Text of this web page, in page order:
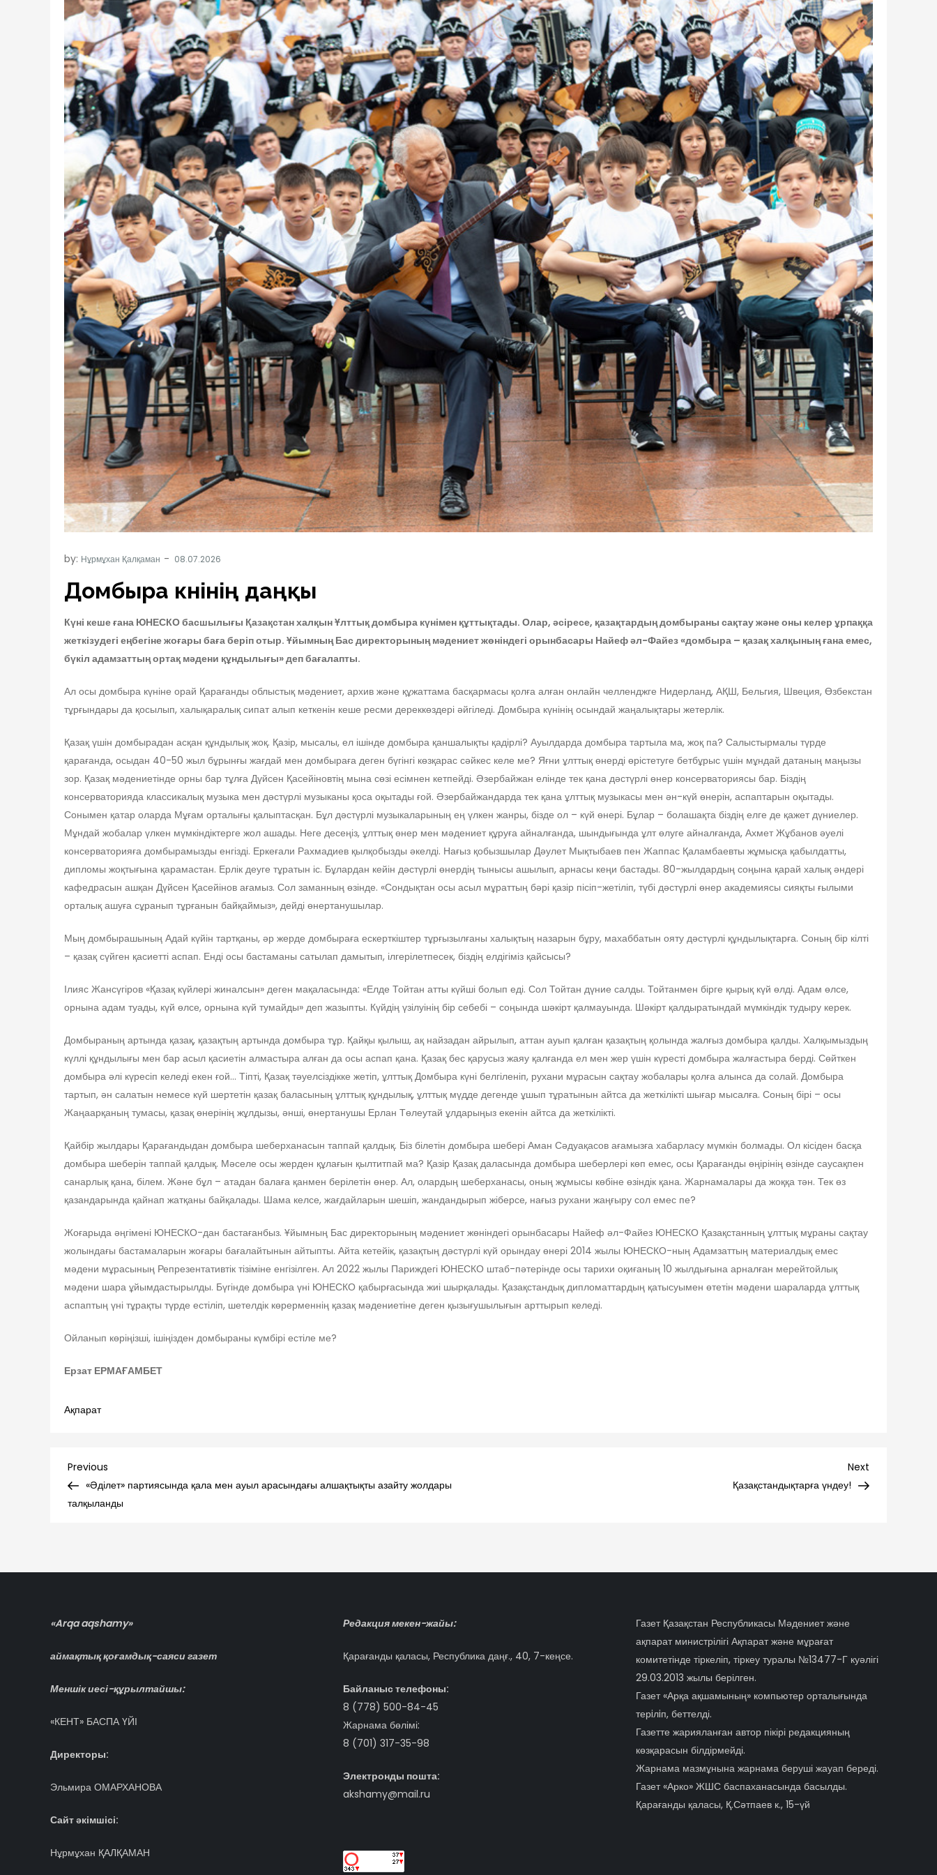
by: Нұрмұхан Қалқаман
Домбыра күнінің даңқы
Күні кеше ғана ЮНЕСКО басшылығы Қазақстан халқын Ұлттық домбыра күнімен құттықтады. Олар, әсіресе, қазақтардың домбыраны сақтау және оны келер ұрпаққа
жеткізудегі еңбегіне жоғары баға беріп отыр. Ұйымның Бас директорының мәдениет жөніндегі орынбасары Найеф әл-Файез «домбыра – қазақ халқының ғана емес,
бүкіл адамзаттың ортақ мәдени құндылығы» деп бағалапты.
Ал осы домбыра күніне орай Қарағанды облыстық мәдениет, архив және құжаттама басқармасы қолға алған онлайн челленджге Нидерланд, АҚШ, Бельгия, Швеция, Өзбекстан
тұрғындары да қосылып, халықаралық сипат алып кеткенін кеше ресми дереккөздері әйгіледі. Домбыра күнінің осындай жаңалықтары жетерлік.
Қазақ үшін домбырадан асқан құндылық жоқ. Қазір, мысалы, ел ішінде домбыра қаншалықты қадірлі? Ауылдарда домбыра тартыла ма, жоқ па? Салыстырмалы түрде
қарағанда, осыдан 40-50 жыл бұрынғы жағдай мен домбыраға деген бүгінгі көзқарас сәйкес келе ме? Яғни ұлттық өнерді өрістетуге бетбұрыс үшін мұндай датаның маңызы
зор. Қазақ мәдениетінде орны бар тұлға Дүйсен Қасейіновтің мына сөзі есімнен кетпейді. Әзербайжан елінде тек қана дәстүрлі өнер консерваториясы бар. Біздің
консерваторияда классикалық музыка мен дәстүрлі музыканы қоса оқытады ғой. Әзербайжандарда тек қана ұлттық музыкасы мен ән-күй өнерін, аспаптарын оқытады.
Сонымен қатар оларда Мұғам орталығы қалыптасқан. Бұл дәстүрлі музыкаларының ең үлкен жанры, бізде ол – күй өнері. Бұлар – болашақта біздің елге де қажет дүниелер.
Мұндай жобалар үлкен мүмкіндіктерге жол ашады. Неге десеңіз, ұлттық өнер мен мәдениет құруға айналғанда, шындығында ұлт өлуге айналғанда, Ахмет Жұбанов әуелі
консерваторияға домбырамызды енгізді. Еркеғали Рахмадиев қылқобызды әкелді. Нағыз қобызшылар Дәулет Мықтыбаев пен Жаппас Қаламбаевты жұмысқа қабылдатты,
дипломы жоқтығына қарамастан. Ерлік деуге тұратын іс. Бұлардан кейін дәстүрлі өнердің тынысы ашылып, арнасы кеңи бастады. 80-жылдардың соңына қарай халық әндері
кафедрасын ашқан Дүйсен Қасейінов ағамыз. Сол заманның өзінде. «Сондықтан осы асыл мұраттың бәрі қазір пісіп-жетіліп, түбі дәстүрлі өнер академиясы сияқты ғылыми
орталық ашуға сұранып тұрғанын байқаймыз», дейді өнертанушылар.
Мың домбырашының Адай күйін тартқаны, әр жерде домбыраға ескерткіштер тұрғызылғаны халықтың назарын бұру, махаббатын ояту дәстүрлі құндылықтарға. Соның бір кілті
– қазақ сүйген қасиетті аспап. Енді осы бастаманы сатылап дамытып, ілгерілетпесек, біздің елдігіміз қайсысы?
Ілияс Жансүгіров «Қазақ күйлері жиналсын» деген мақаласында: «Елде Тойтан атты күйші болып еді. Сол Тойтан дүние салды. Тойтанмен бірге қырық күй өлді. Адам өлсе,
орнына адам туады, күй өлсе, орнына күй тумайды» деп жазыпты. Күйдің үзілуінің бір себебі – соңында шәкірт қалмауында. Шәкірт қалдыратындай мүмкіндік тудыру керек.
Домбыраның артында қазақ, қазақтың артында домбыра тұр. Қайқы қылыш, ақ найзадан айрылып, аттан ауып қалған қазақтың қолында жалғыз домбыра қалды. Халқымыздың
күллі құндылығы мен бар асыл қасиетін алмастыра алған да осы аспап қана. Қазақ бес қарусыз жаяу қалғанда ел мен жер үшін күресті домбыра жалғастыра берді. Сөйткен
домбыра әлі күресіп келеді екен ғой… Тіпті, Қазақ тәуелсіздікке жетіп, ұлттық Домбыра күні белгіленіп, рухани мұрасын сақтау жобалары қолға алынса да солай. Домбыра
тартып, ән салатын немесе күй шертетін қазақ баласының ұлттық құндылық, ұлттық мүдде дегенде ұшып тұратынын айтса да жеткілікті шығар мысалға. Соның бірі – осы
Жаңаарқаның тумасы, қазақ өнерінің жұлдызы, әнші, өнертанушы Ерлан Төлеутай ұлдарыңыз екенін айтса да жеткілікті.
Қайбір жылдары Қарағандыдан домбыра шеберханасын таппай қалдық. Біз білетін домбыра шебері Аман Сәдуақасов ағамызға хабарласу мүмкін болмады. Ол кісіден басқа
домбыра шеберін таппай қалдық. Мәселе осы жерден құлағын қылтитпай ма? Қазір Қазақ даласында домбыра шеберлері көп емес, осы Қарағанды өңірінің өзінде саусақпен
санарлық қана, білем. Және бұл – атадан балаға қанмен берілетін өнер. Ал, олардың шеберханасы, оның жұмысы көбіне өзіндік қана. Жарнамалары да жоққа тән. Тек өз
қазандарында қайнап жатқаны байқалады. Шама келсе, жағдайларын шешіп, жандандырып жіберсе, нағыз рухани жаңғыру сол емес пе?
Жоғарыда әңгімені ЮНЕСКО-дан бастағанбыз. Ұйымның Бас директорының мәдениет жөніндегі орынбасары Найеф әл-Файез ЮНЕСКО Қазақстанның ұлттық мұраны сақтау
жолындағы бастамаларын жоғары бағалайтынын айтыпты. Айта кетейік, қазақтың дәстүрлі күй орындау өнері 2014 жылы ЮНЕСКО-ның Адамзаттың материалдық емес
мәдени мұрасының Репрезентативтік тізіміне енгізілген. Ал 2022 жылы Париждегі ЮНЕСКО штаб-пәтерінде осы тарихи оқиғаның 10 жылдығына арналған мерейтойлық
мәдени шара ұйымдастырылды. Бүгінде домбыра үні ЮНЕСКО қабырғасында жиі шырқалады. Қазақстандық дипломаттардың қатысуымен өтетін мәдени шараларда ұлттық
аспаптың үні тұрақты түрде естіліп, шетелдік көрерменнің қазақ мәдениетіне деген қызығушылығын арттырып келеді.
Ойланып көріңізші, ішіңізден домбыраны күмбірі естіле ме?
Ерзат ЕРМАҒАМБЕТ
Ақпарат
Навигация
по
Previous
Post
Previous
«Әділет» партиясында қала мен ауыл арасындағы алшақтықты азайту жолдары
талқыланды
Post
Next
Қазақстандықтарға үндеу!
«Arqa aqshamy»
аймақтық қоғамдық-саяси газет
Меншік иесі-құрылтайшы:
«КЕНТ» БАСПА ҮЙІ
Директоры:
Эльмира ОМАРХАНОВА
Сайт әкімшісі:
Нұрмұхан ҚАЛҚАМАН
Редакция мекен-жайы:
Қарағанды қаласы, Республика даңғ., 40, 7-кеңсе.
Байланыс телефоны:
8 (778) 500-84-45
Жарнама бөлімі:
8 (701) 317-35-98
Электронды пошта:
akshamy@mail.ru
Газет Қазақстан Республикасы Мәдениет және
ақпарат министрілігі Ақпарат және мұрағат
комитетінде тіркеліп, тіркеу туралы №13477-Г куәлігі
29.03.2013 жылы берілген.
Газет «Арқа ақшамының» компьютер орталығында
терiлiп, беттелді.
Газетте жарияланған автор пікірі редакцияның
көзқарасын білдірмейді.
Жарнама мазмұнына жарнама беруші жауап береді.
Газет «Арко» ЖШС баспаханасында басылды.
Қарағанды қаласы, Қ.Сәтпаев к., 15-үй